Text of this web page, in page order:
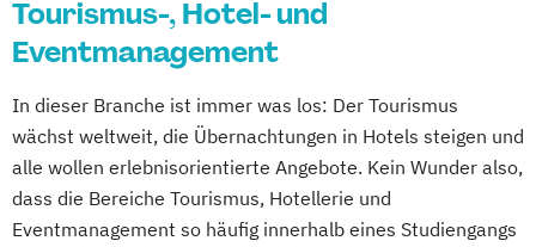
Tourismus-, Hotel- und
Eventmanagement
In dieser Branche ist immer was los: Der Tourismus
wächst weltweit, die Übernachtungen in Hotels steigen und
alle wollen erlebnisorientierte Angebote. Kein Wunder also,
dass die Bereiche Tourismus, Hotellerie und
Eventmanagement so häufig innerhalb eines Studiengangs